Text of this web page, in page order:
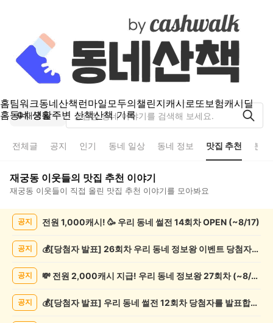
홈팀워크동네산책런마일모두의챌린지캐시로또보험캐시딜
홈동네 생활주변 산책산책 기록
재궁동
전체글 공지 인기 동네 일상 동네 정보 맛집 추천 분
재궁동 이웃들의 맛집 추천 이야기
재궁동 이웃들이 직접 올린 맛집 추천 이야기를 모아봐요
공지 전원 1,000캐시! 🥳 우리 동네 썰전 14회차 OPEN (~8/17)
공지 💰[당첨자 발표] 26회차 우리 동네 정보왕 이벤트 당첨자를 발표합니다!
공지 💸 전원 2,000캐시 지급! 우리 동네 정보왕 27회차 (~8/10)
공지 💰[당첨자 발표] 우리 동네 썰전 12회차 당첨자를 발표합니다!